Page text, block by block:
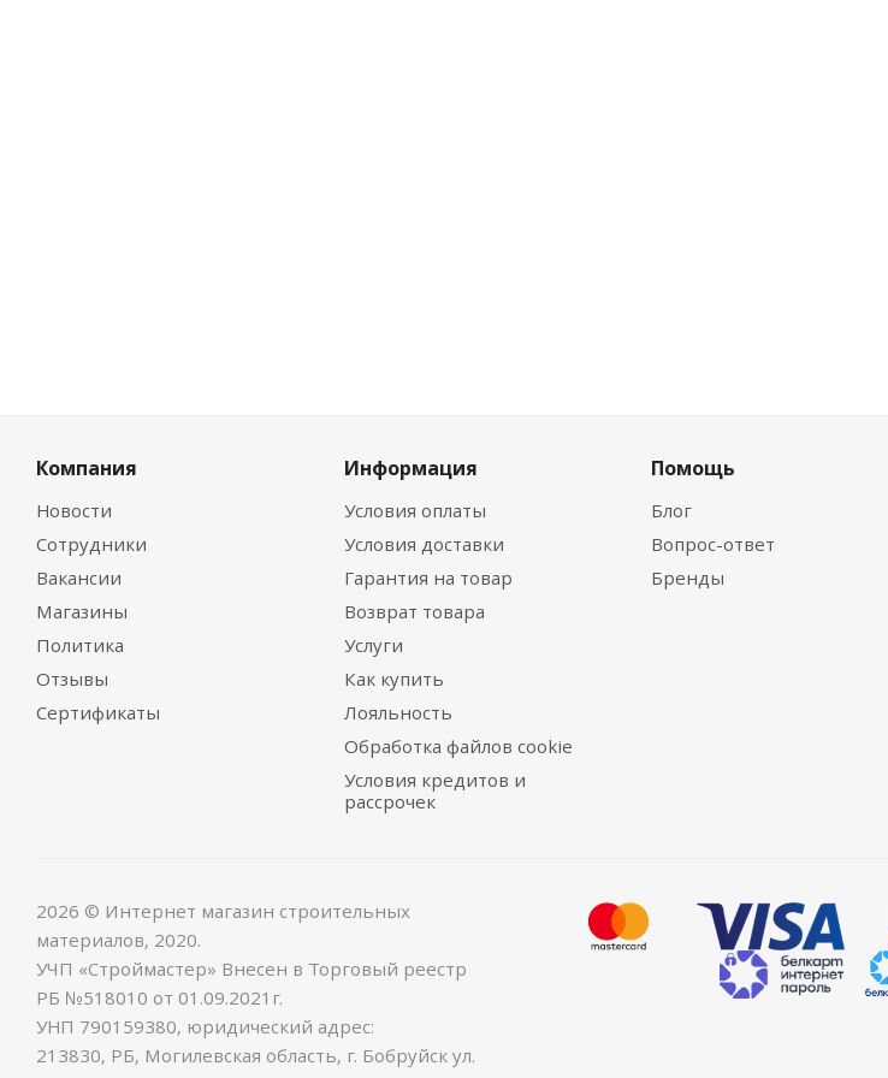
Компания
Новости
Сотрудники
Вакансии
Магазины
Политика
Отзывы
Сертификаты
Информация
Условия оплаты
Условия доставки
Гарантия на товар
Возврат товара
Услуги
Как купить
Лояльность
Обработка файлов cookie
Условия кредитов и
рассрочек
Помощь
Блог
Вопрос-ответ
Бренды
2026 © Интернет магазин строительных
материалов, 2020.
УЧП «Строймастер» Внесен в Торговый реестр
РБ №518010 от 01.09.2021г.
УНП 790159380, юридический адрес:
213830, РБ, Могилевская область, г. Бобруйск ул.